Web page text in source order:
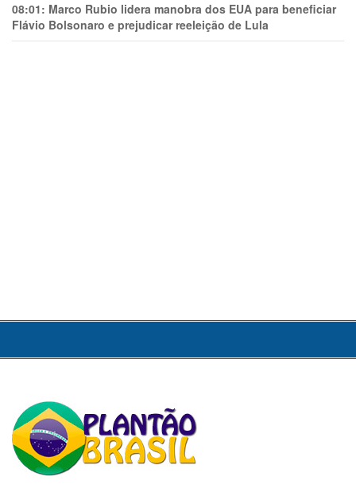
08:01: Marco Rubio lidera manobra dos EUA para beneficiar
Flávio Bolsonaro e prejudicar reeleição de Lula